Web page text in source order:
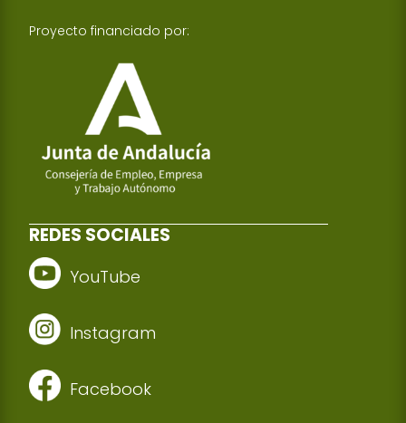
Proyecto financiado por:
REDES SOCIALES
YouTube
Instagram
Facebook